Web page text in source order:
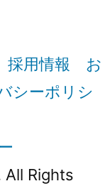
採用情報
お
シーポリシ
All Rights